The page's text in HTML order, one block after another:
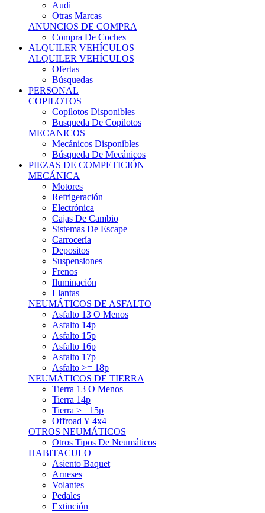
Audi
Otras Marcas
ANUNCIOS DE COMPRA
Compra De Coches
ALQUILER VEHÍCULOS
ALQUILER VEHÍCULOS
Ofertas
Búsquedas
PERSONAL
COPILOTOS
Copilotos Disponibles
Busqueda De Copilotos
MECANICOS
Mecánicos Disponibles
Búsqueda De Mecánicos
PIEZAS DE COMPETICIÓN
MECÁNICA
Motores
Refrigeración
Electrónica
Cajas De Cambio
Sistemas De Escape
Carrocería
Depositos
Suspensiones
Frenos
Iluminación
Llantas
NEUMÁTICOS DE ASFALTO
Asfalto 13 O Menos
Asfalto 14p
Asfalto 15p
Asfalto 16p
Asfalto 17p
Asfalto >= 18p
NEUMÁTICOS DE TIERRA
Tierra 13 O Menos
Tierra 14p
Tierra >= 15p
Offroad Y 4x4
OTROS NEUMÁTICOS
Otros Tipos De Neumáticos
HABITACULO
Asiento Baquet
Arneses
Volantes
Pedales
Extinción